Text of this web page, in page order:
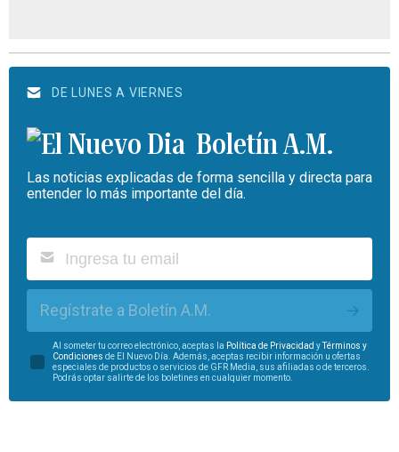
DE LUNES A VIERNES
Boletín A.M.
Las noticias explicadas de forma sencilla y directa para
entender lo más importante del día.
Regístrate a Boletín A.M.
Al someter tu correo electrónico, aceptas la Política de Privacidad yTérminos y
Condiciones de El Nuevo Día. Además, aceptas recibir información u ofertas
especiales de productos o servicios de GFR Media, sus afiliadas o de terceros.
Podrás optar salirte de los boletines en cualquier momento.